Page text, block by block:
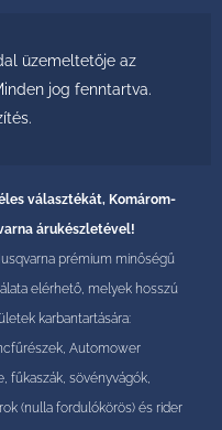
üzemeltetője az
jog fenntartva.
.
választékát, Komárom-
árukészletével!
prémium minőségű
elérhető, melyek hosszú
karbantartására:
Automower
fűkaszák, sövényvágók,
(nulla fordulókörös) és rider